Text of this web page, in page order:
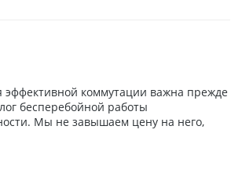
эффективной коммутации важна прежде
бесперебойной работы
Мы не завышаем цену на него,